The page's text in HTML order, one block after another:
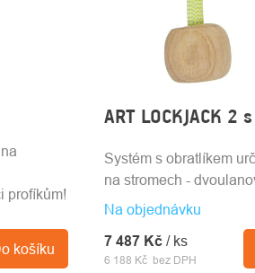
košíku
profíkům!
ART LOCKJACK 2
Na objednávku
6 188 Kč bez DPH
7 487 Kč / ks
Systém s obratlíkem
na stromech -